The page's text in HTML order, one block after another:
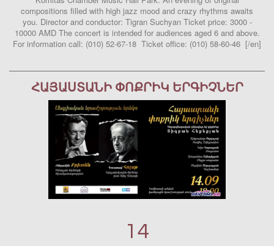
compositions filled with high jazz mood and crazy rhythms awaits
you. Director and conductor: Tigran Suchyan Ticket price: 3000 -
10000 AMD The concert is intended for audiences aged 6 and above.
For information call: (010) 52-67-18 Ticket office: (010) 58-60-46 [/en]
ՀԱՅԱՍՏԱՆԻ ՓՈՔՐԻԿ ԵՐԳԻՉՆԵՐ
14